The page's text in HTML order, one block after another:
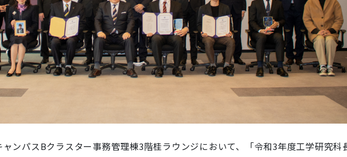
ンパスBクラスター事務管理棟3階桂ラウンジにおいて、「令和3年度工学研究科